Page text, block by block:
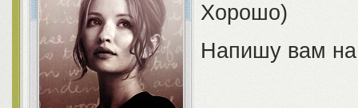
Хорошо)
Напишу вам